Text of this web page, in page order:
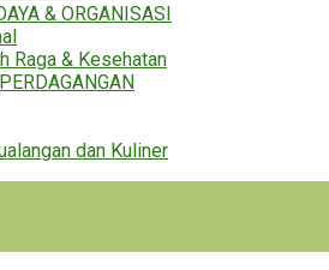
& ORGANISASI
Raga & Kesehatan
dan Kuliner